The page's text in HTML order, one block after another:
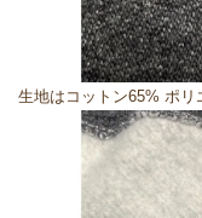
生地はコットン65% ポリ